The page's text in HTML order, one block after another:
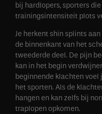
bij hardlopers, sporters
trainingsintensiteit plots
Je herkent shin splints aan
de binnenkant van het
tweederde deel. De pijn
kan in het begin
beginnende klachten voel
het sporten. Als de
hangen en kan zelfs bij
traplopen opkomen.